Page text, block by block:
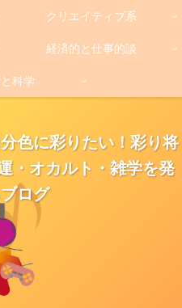
色に彩りたい！彩り将
・オカルト・雑学を発
ログ
クリエイティブ系
経済的と仕事的談
科学